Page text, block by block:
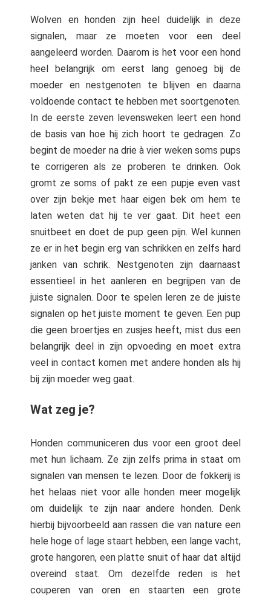
Wolven en honden zijn heel duidelijk in deze
signalen, maar ze moeten voor een deel
aangeleerd worden. Daarom is het voor een hond
heel belangrijk om eerst lang genoeg bij de
moeder en nestgenoten te blijven en daarna
voldoende contact te hebben met soortgenoten.
In de eerste zeven levensweken leert een hond
de basis van hoe hij zich hoort te gedragen. Zo
begint de moeder na drie à vier weken soms pups
te corrigeren als ze proberen te drinken. Ook
gromt ze soms of pakt ze een pupje even vast
over zijn bekje met haar eigen bek om hem te
laten weten dat hij te ver gaat. Dit heet een
snuitbeet en doet de pup geen pijn. Wel kunnen
ze er in het begin erg van schrikken en zelfs hard
janken van schrik. Nestgenoten zijn daarnaast
essentieel in het aanleren en begrijpen van de
juiste signalen. Door te spelen leren ze de juiste
signalen op het juiste moment te geven. Een pup
die geen broertjes en zusjes heeft, mist dus een
belangrijk deel in zijn opvoeding en moet extra
veel in contact komen met andere honden als hij
bij zijn moeder weg gaat.
Wat zeg je?
Honden communiceren dus voor een groot deel
met hun lichaam. Ze zijn zelfs prima in staat om
signalen van mensen te lezen. Door de fokkerij is
het helaas niet voor alle honden meer mogelijk
om duidelijk te zijn naar andere honden. Denk
hierbij bijvoorbeeld aan rassen die van nature een
hele hoge of lage staart hebben, een lange vacht,
grote hangoren, een platte snuit of haar dat altijd
overeind staat. Om dezelfde reden is het
couperen van oren en staarten een grote